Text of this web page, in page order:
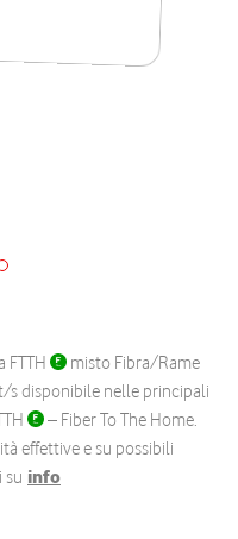
FTTH
misto Fibra/Rame
s disponibile nelle principali
– Fiber To The Home.
effettive e su possibili
su info